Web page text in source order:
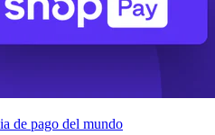
de pago del mundo